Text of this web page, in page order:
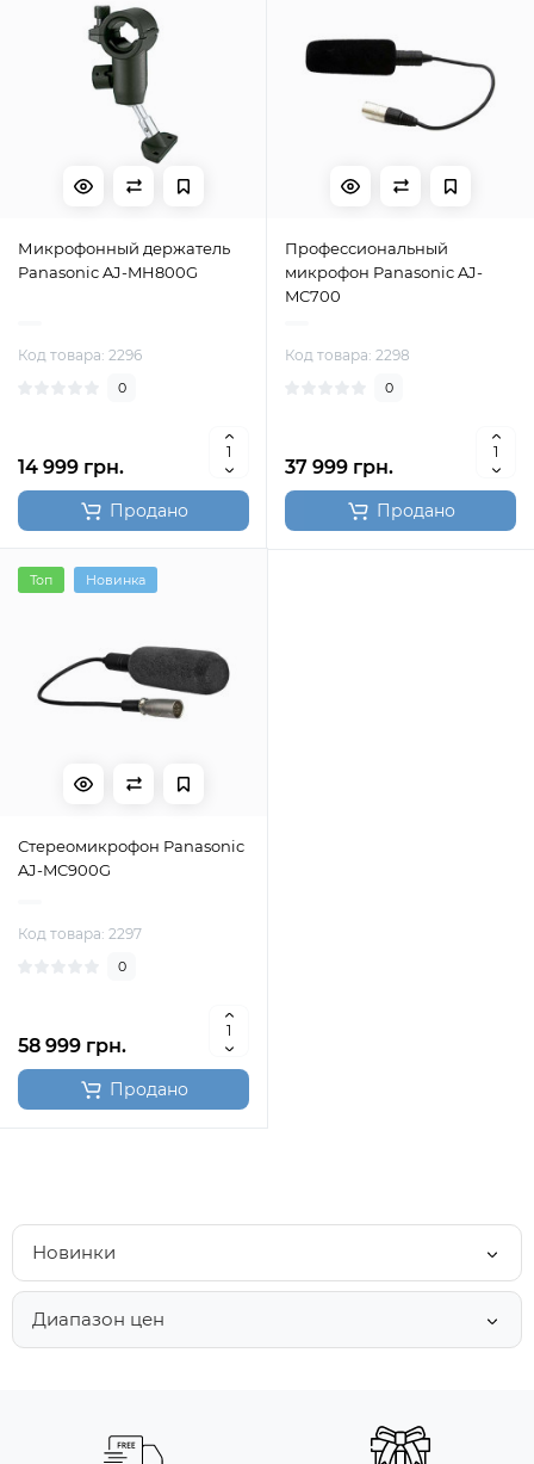
Микрофонный держатель
Panasonic AJ-MH800G
Код товара: 2296
0
14 999 грн.
Продано
Профессиональный
микрофон Panasonic AJ-
MC700
Код товара: 2298
0
37 999 грн.
Продано
Топ Новинка
Стереомикрофон Panasonic
AJ-MC900G
Код товара: 2297
0
58 999 грн.
Продано
Новинки
Диапазон цен